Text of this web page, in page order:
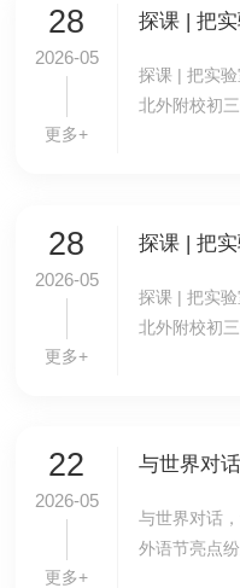
28
2026-05
更多+
探课 | 把实验
北外附校初
28
2026-05
更多+
探课 | 把实验
北外附校初
22
2026-05
更多+
与世界对话
外语节亮点